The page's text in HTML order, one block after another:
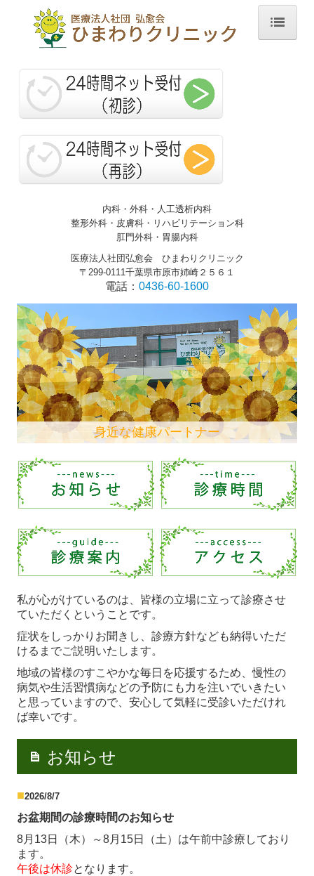
診療案内
院長紹介
アクセス
リンク集
個人情報保護方針
予防接種
採用情報（看護師/正社員）
採用情報（看護師/パート）
採用情報（事務員/正社員）
内科・外科・人工透析内科
整形外科・ 皮膚科・ リハビリテーション科
肛門外科・胃腸内科
医療法人社団弘愈会 ひまわりクリニック
〒299-0111千葉県市原市姉崎２５６１
電話： 0436-60-1600
身近な健康パートナー
私が心がけているのは、皆様の立場に立って診療させ
ていただくということです。
症状をしっかりお聞きし、診療方針なども納得いただ
けるまでご説明いたします。
地域の皆様のすこやかな毎日を応援するため、慢性の
病気や生活習慣病などの予防にも力を注いでいきたい
と思っていますので、安心して気軽に受診いただけれ
ば幸いです。
お知らせ
■2026/8/7
お盆期間の診療時間のお知らせ
8月13日（木）～8月15日（土）は午前中診療しており
ます。
午後は休診となります。